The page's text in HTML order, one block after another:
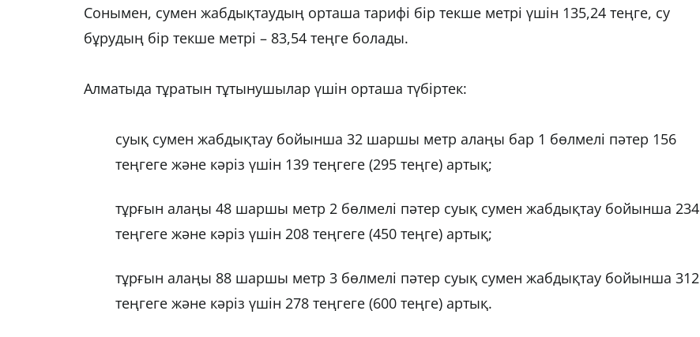
Сонымен, сумен жабдықтаудың орташа тарифі бір текше метрі үшін 135,24 теңге, су
бұрудың бір текше метрі – 83,54 теңге болады.
Алматыда тұратын тұтынушылар үшін орташа түбіртек:
суық сумен жабдықтау бойынша 32 шаршы метр алаңы бар 1 бөлмелі пәтер 156
теңгеге және кәріз үшін 139 теңгеге (295 теңге) артық;
тұрғын алаңы 48 шаршы метр 2 бөлмелі пәтер суық сумен жабдықтау бойынша 234
теңгеге және кәріз үшін 208 теңгеге (450 теңге) артық;
тұрғын алаңы 88 шаршы метр 3 бөлмелі пәтер суық сумен жабдықтау бойынша 312
теңгеге және кәріз үшін 278 теңгеге (600 теңге) артық.